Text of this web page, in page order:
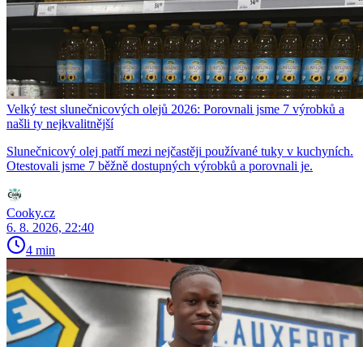
Velký test slunečnicových olejů 2026: Porovnali jsme 7 výrobků a
našli ty nejkvalitnější
Slunečnicový olej patří mezi nejčastěji používané tuky v kuchyních.
Otestovali jsme 7 běžně dostupných výrobků a porovnali je.
Cooky.cz
6. 8. 2026, 22:40
4 min